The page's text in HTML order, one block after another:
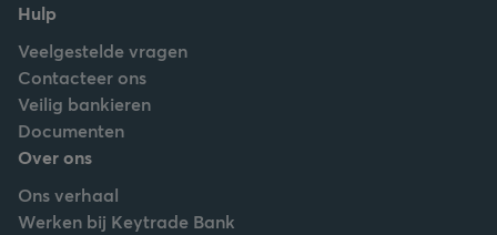
Hulp
Veelgestelde vragen
Contacteer ons
Veilig bankieren
Documenten
Over ons
Ons verhaal
Werken bij Keytrade Bank